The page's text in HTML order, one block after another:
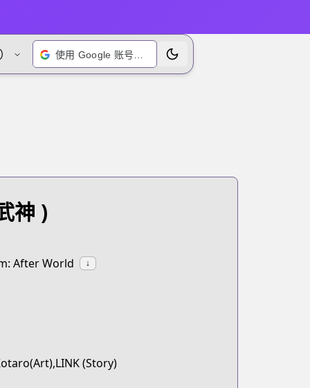
切换主题
神 )
After World ↓
(Story)